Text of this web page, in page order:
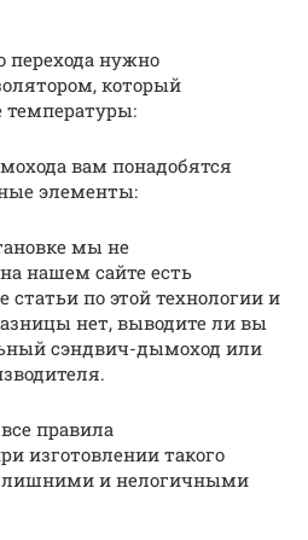
перехода нужно
который
вам понадобятся
элементы:
мы не
нашем сайте есть
по этой технологии и
нет, выводите ли вы
сэндвич-дымоход или
правила
изготовлении такого
и нелогичными